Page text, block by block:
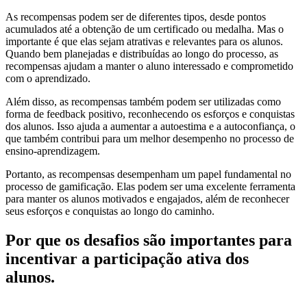
As recompensas podem ser de diferentes tipos, desde pontos
acumulados até a obtenção de um certificado ou medalha. Mas o
importante é que elas sejam atrativas e relevantes para os alunos.
Quando bem planejadas e distribuídas ao longo do processo, as
recompensas ajudam a manter o aluno interessado e comprometido
com o aprendizado.
Além disso, as recompensas também podem ser utilizadas como
forma de feedback positivo, reconhecendo os esforços e conquistas
dos alunos. Isso ajuda a aumentar a autoestima e a autoconfiança, o
que também contribui para um melhor desempenho no processo de
ensino-aprendizagem.
Portanto, as recompensas desempenham um papel fundamental no
processo de gamificação. Elas podem ser uma excelente ferramenta
para manter os alunos motivados e engajados, além de reconhecer
seus esforços e conquistas ao longo do caminho.
Por que os desafios são importantes para
incentivar a participação ativa dos
alunos.